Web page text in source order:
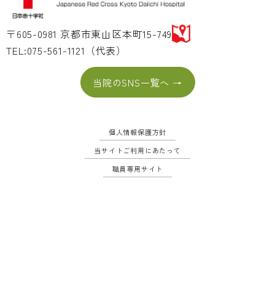
〒605-0981 京都市東山区本町15-749
TEL:075-561-1121（代表）
当院のSNS一覧へ →
個人情報保護方針
当サイトご利用にあたって
職員専用サイト